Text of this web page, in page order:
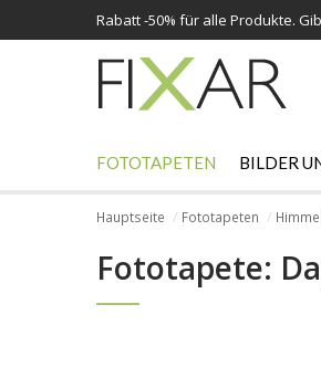
Rabatt -50% für alle Produkte.
FOTOTAPETEN BILDER
Hauptseite Fototapeten Himmel
Fototapete: